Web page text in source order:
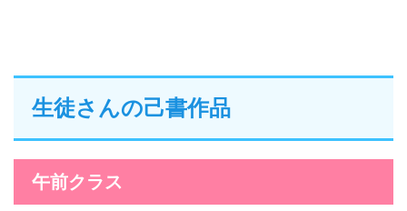
生徒さんの己書作品
午前クラス